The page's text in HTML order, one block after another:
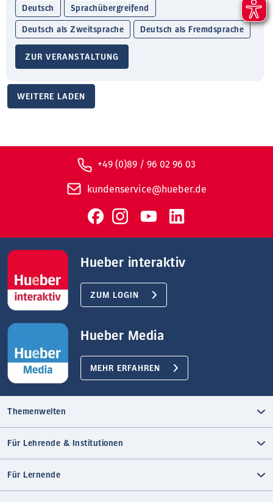
Deutsch Sprachübergreifend
Deutsch als Zweitsprache Deutsch als Fremdsprache
ZUR VERANSTALTUNG
WEITERE LADEN
+49 (0)89 / 96 02 96 03
kundenservice@hueber.de
Hueber interaktiv
ZUM LOGIN
Hueber Media
MEHR ERFAHREN
Themenwelten
Für Lehrende & Institutionen
Für Lernende